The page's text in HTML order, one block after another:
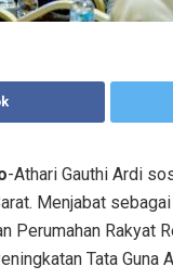
-Athari Gauthi Ardi
Menjabat
Perumahan Rakyat
Tata Guna